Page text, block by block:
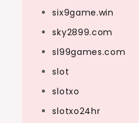
six9game.win
sky2899.com
sl99games.com
slot
slotxo
slotxo24hr